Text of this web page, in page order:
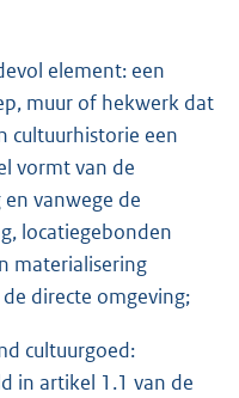
element: een
muur of hekwerk dat
cultuurhistorie een
vormt van de
vanwege de
locatiegebonden
materialisering
directe omgeving;
cultuurgoed:
in artikel 1.1 van de